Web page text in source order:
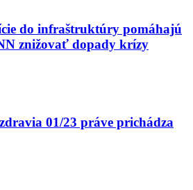
do infraštruktúry pomáhajú
znižovať dopady krízy
01/23 práve prichádza